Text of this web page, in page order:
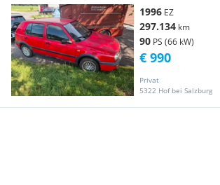
1996 EZ
297.134 km
90 PS (66 kW)
Privat
5322 Hof bei Salzburg
€ 990